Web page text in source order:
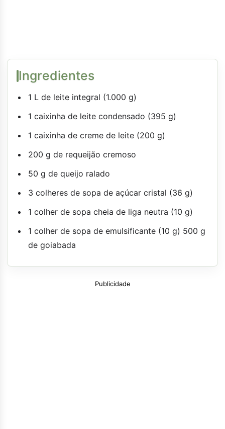
Ingredientes
1 L de leite integral (1.000 g)
1 caixinha de leite condensado (395 g)
1 caixinha de creme de leite (200 g)
200 g de requeijão cremoso
50 g de queijo ralado
3 colheres de sopa de açúcar cristal (36 g)
1 colher de sopa cheia de liga neutra (10 g)
1 colher de sopa de emulsificante (10 g) 500 g
de goiabada
Publicidade